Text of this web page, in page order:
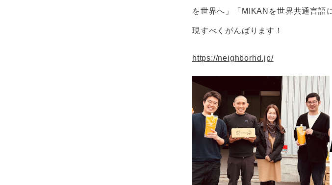
を世界へ」「MIKANを世界共通言語
現すべくがんばります！
https://neighborhd.jp/